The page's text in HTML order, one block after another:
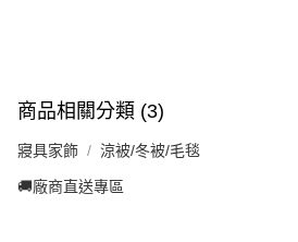
商品相關分類 (3)
寢具家飾 涼被/冬被/毛毯
🚚廠商直送專區